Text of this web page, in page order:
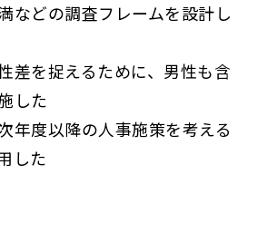
などの調査フレームを設計し
差を捉えるために、男性も含
した
年度以降の人事施策を考える
した